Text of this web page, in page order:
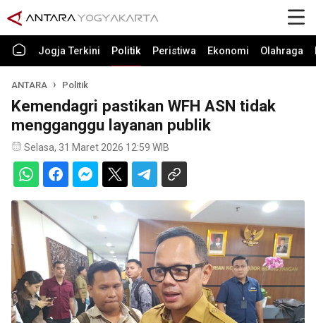
Jogja Terkini Politik Peristiwa Ekonomi Olahraga
ANTARA Politik
Kemendagri pastikan WFH ASN tidak
mengganggu layanan publik
Selasa, 31 Maret 2026 12:59 WIB